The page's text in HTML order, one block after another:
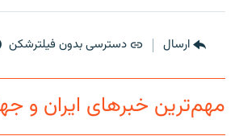
ارسال دسترسی بدون فیلترشکن
مهم‌ترین خبرهای ایران و